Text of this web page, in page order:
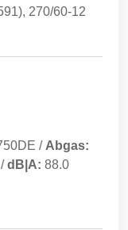
270/60-12
/ Abgas:
/dB|A: 88.0